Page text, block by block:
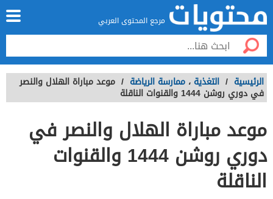
مرجع المحتوى العربي
الرئيسية / التغذية ، ممارسة الرياضة / موعد مباراة الهلال والنصر
في دوري روشن 1444 والقنوات الناقلة
موعد مباراة الهلال والنصر في
دوري روشن 1444 والقنوات
الناقلة